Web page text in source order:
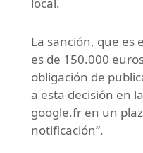
La sanción, que es
es de 150.000
obligación de
a esta decisión en
google.fr en un
notificación”.